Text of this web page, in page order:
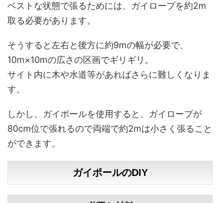
ベストな状態で張るためには、ガイロープを約2m
取る必要があります。
そうすると左右と後方に約9mの幅が必要で、
10m×10mの広さの区画でギリギリ。
サイト内に木や水道等があればさらに難しくなりま
す。
しかし、ガイポールを使用すると、ガイロープが
80cm位で張れるので両端で約2mは小さく張ること
ができます。
ガイポールのDIY